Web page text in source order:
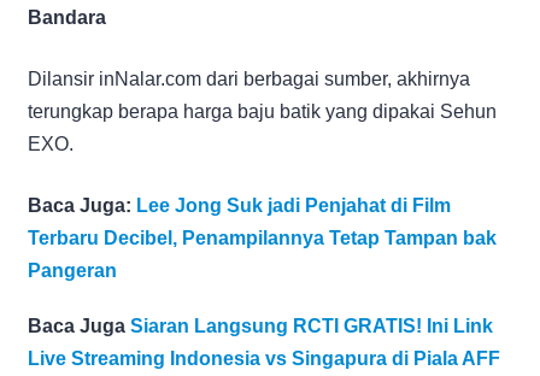
Bandara
Dilansir inNalar.com dari berbagai sumber, akhirnya
terungkap berapa harga baju batik yang dipakai Sehun
EXO.
Baca Juga: Lee Jong Suk jadi Penjahat di Film
Terbaru Decibel, Penampilannya Tetap Tampan bak
Pangeran
Baca Juga Siaran Langsung RCTI GRATIS! Ini Link
Live Streaming Indonesia vs Singapura di Piala AFF